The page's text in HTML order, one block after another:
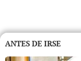
ANTES DE IRSE